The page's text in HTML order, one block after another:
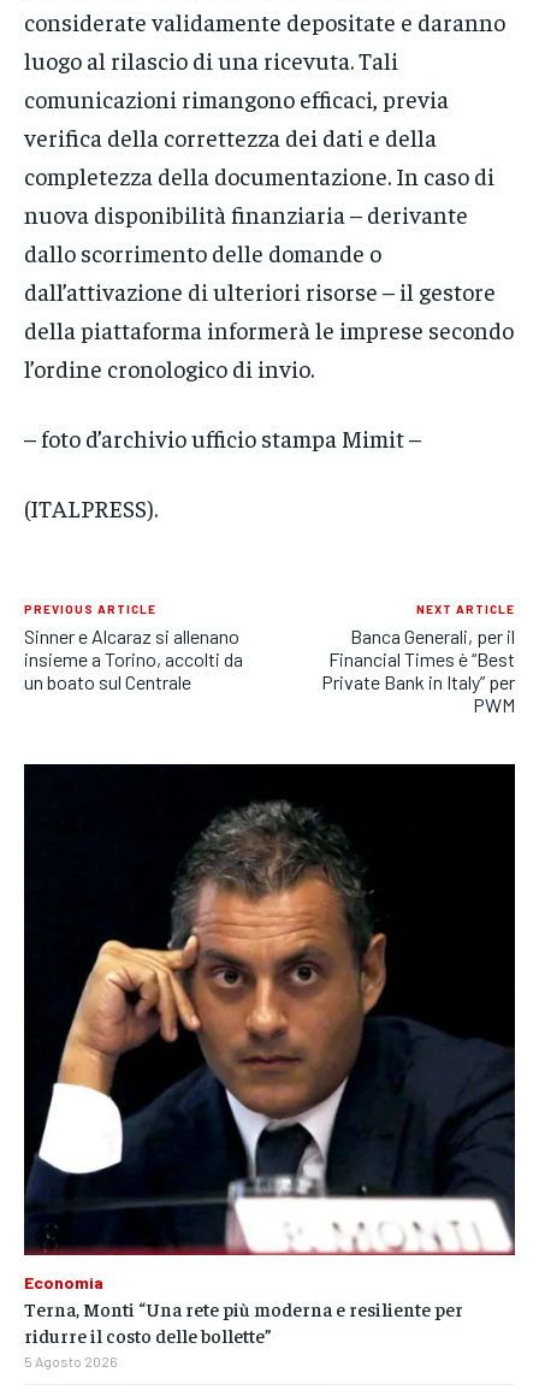
considerate validamente depositate e daranno
luogo al rilascio di una ricevuta. Tali
comunicazioni rimangono efficaci, previa
verifica della correttezza dei dati e della
completezza della documentazione. In caso di
nuova disponibilità finanziaria – derivante
dallo scorrimento delle domande o
dall’attivazione di ulteriori risorse – il gestore
della piattaforma informerà le imprese secondo
l’ordine cronologico di invio.
– foto d’archivio ufficio stampa Mimit –
(ITALPRESS).
PREVIOUS ARTICLE
Sinner e Alcaraz si allenano
insieme a Torino, accolti da
un boato sul Centrale
NEXT ARTICLE
Banca Generali, per il
Financial Times è “Best
Private Bank in Italy” per
PWM
Economia
Terna, Monti “Una rete più moderna e resiliente per
ridurre il costo delle bollette”
5 Agosto 2026